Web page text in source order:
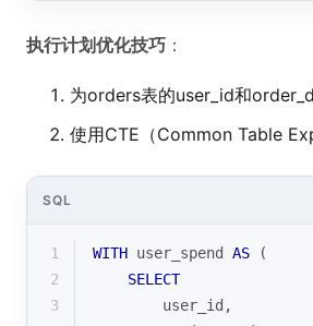
执行计划优化技巧 ：
为orders表的user_id和
使用CTE（Common Table
SQL
1 WITH user_spend AS (
2
SELECT
3
        user_id,